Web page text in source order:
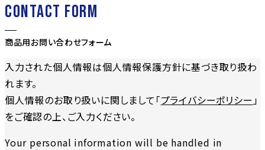
CONTACT FORM
商品用お問い合わせフォーム
入力された個人情報は個人情報保護方針に基づき取り扱わ
れます。
個人情報のお取り扱いに関しまして「プライバシーポリシー 」
をご確認の上、ご入力ください。
Your personal information will be handled in